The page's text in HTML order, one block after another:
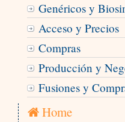
Genéricos y
Acceso y Precios
Compras
Producción y
Fusiones y
Home